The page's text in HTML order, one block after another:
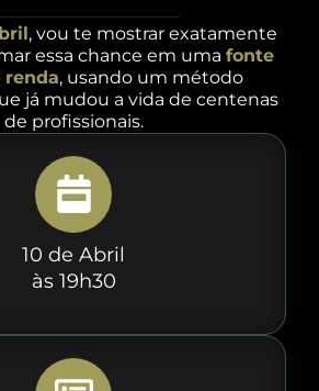
, vou te mostrar exatamente
essa chance em uma fonte
renda, usando um método
já mudou a vida de centenas
de profissionais.
10 de Abril
às 19h30